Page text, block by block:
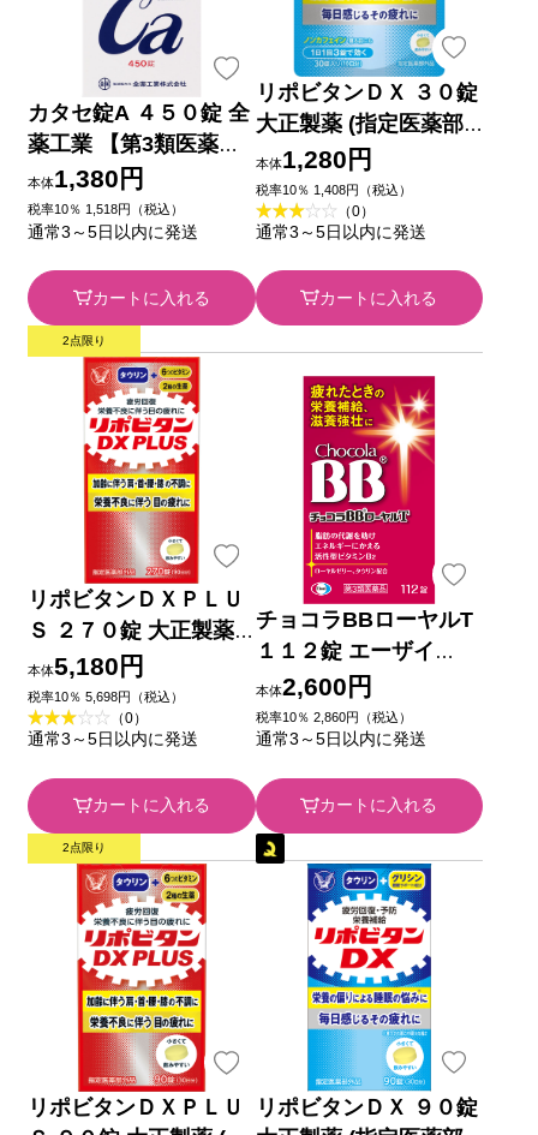
カタセ錠A ４５０錠 全
薬工業 【第3類医薬
品】
本体1,380円
税率10％ 1,518円（税込）
通常3～5日以内に発送
カートに入れる
リポビタンＤＸ ３０錠
大正製薬 (指定医薬部
外品)
本体1,280円
税率10％ 1,408円（税込）
（0）
通常3～5日以内に発送
カートに入れる
2点限り
リポビタンＤＸＰＬＵ
Ｓ ２７０錠 大正製薬
(指定医薬部外品)
本体5,180円
税率10％ 5,698円（税込）
（0）
通常3～5日以内に発送
カートに入れる
チョコラBBローヤルT
１１２錠 エーザイ
【第3類医薬品】
本体2,600円
税率10％ 2,860円（税込）
通常3～5日以内に発送
カートに入れる
2点限り
リポビタンＤＸＰＬＵ
リポビタンＤＸ ９０錠